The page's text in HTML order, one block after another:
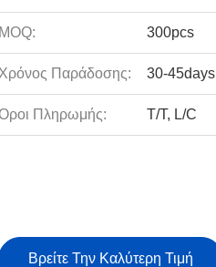
MOQ: 300pcs
Χρόνος Παράδοσης: 30-45days
Πληρωμής: T/T, L/C
Βρείτε Την Καλύτερη Τιμή